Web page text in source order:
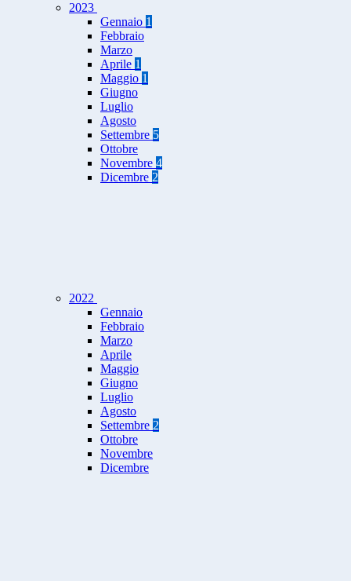
2023
Gennaio 1
Febbraio
Marzo
Aprile 1
Maggio 1
Giugno
Luglio
Agosto
Settembre 5
Ottobre
Novembre 4
Dicembre 2
2022
Gennaio
Febbraio
Marzo
Aprile
Maggio
Giugno
Luglio
Agosto
Settembre 2
Ottobre
Novembre
Dicembre